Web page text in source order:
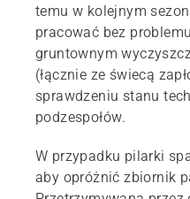
temu w kolejnym
pracować bez
gruntownym
(łącznie ze świecą
sprawdzeniu stanu
podzespołów.
W przypadku pilarki
aby opróżnić zbiornik